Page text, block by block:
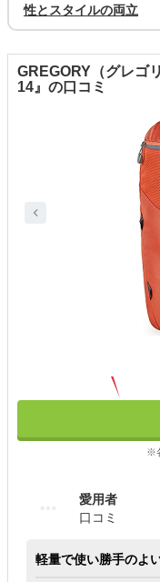
性とスタイルの両立
GREGORY（グレゴ
14』の口コミ
※
愛用者
口コミ
軽量で使い勝手のよ